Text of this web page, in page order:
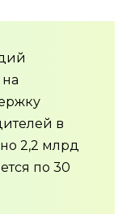
в
2,2 млрд
по 30